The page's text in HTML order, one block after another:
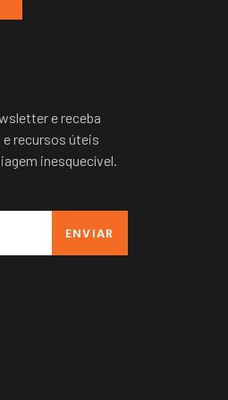
e receba
recursos úteis
inesquecível.
ENVIAR